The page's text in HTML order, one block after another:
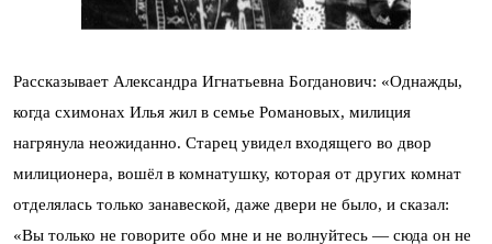
Рассказывает Александра Игнатьевна Богданович: «Однажды,
когда схимонах Илья жил в семье Романовых, милиция
нагрянула неожиданно. Старец увидел входящего во двор
милиционера, вошёл в комнатушку, которая от других комнат
отделялась только занавеской, даже двери не было, и сказал:
«Вы только не говорите обо мне и не волнуйтесь — сюда он не